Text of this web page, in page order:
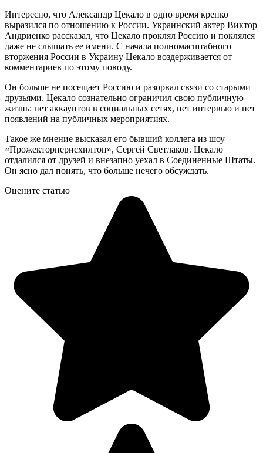
Интересно, что Александр Цекало в одно время крепко
выразился по отношению к России. Украинский актер Виктор
Андриенко рассказал, что Цекало проклял Россию и поклялся
даже не слышать ее имени. С начала полномасштабного
вторжения России в Украину Цекало воздерживается от
комментариев по этому поводу.
Он больше не посещает Россию и разорвал связи со старыми
друзьями. Цекало сознательно ограничил свою публичную
жизнь: нет аккаунтов в социальных сетях, нет интервью и нет
появлений на публичных мероприятиях.
Такое же мнение высказал его бывший коллега из шоу
«Прожекторперисхилтон», Сергей Светлаков. Цекало
отдалился от друзей и внезапно уехал в Соединенные Штаты.
Он ясно дал понять, что больше нечего обсуждать.
Оцените статью